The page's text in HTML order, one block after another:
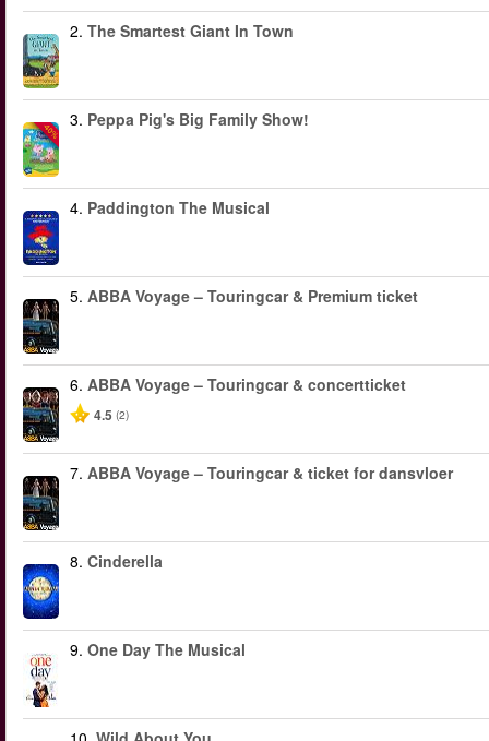
2. The Smartest Giant In Town
-40%
3. Peppa Pig's Big Family Show!
4. Paddington The Musical
5. ABBA Voyage – Touringcar & Premium ticket
6. ABBA Voyage – Touringcar & concertticket
4.5 (2)
7. ABBA Voyage – Touringcar & ticket for dansvloer
8. Cinderella
9. One Day The Musical